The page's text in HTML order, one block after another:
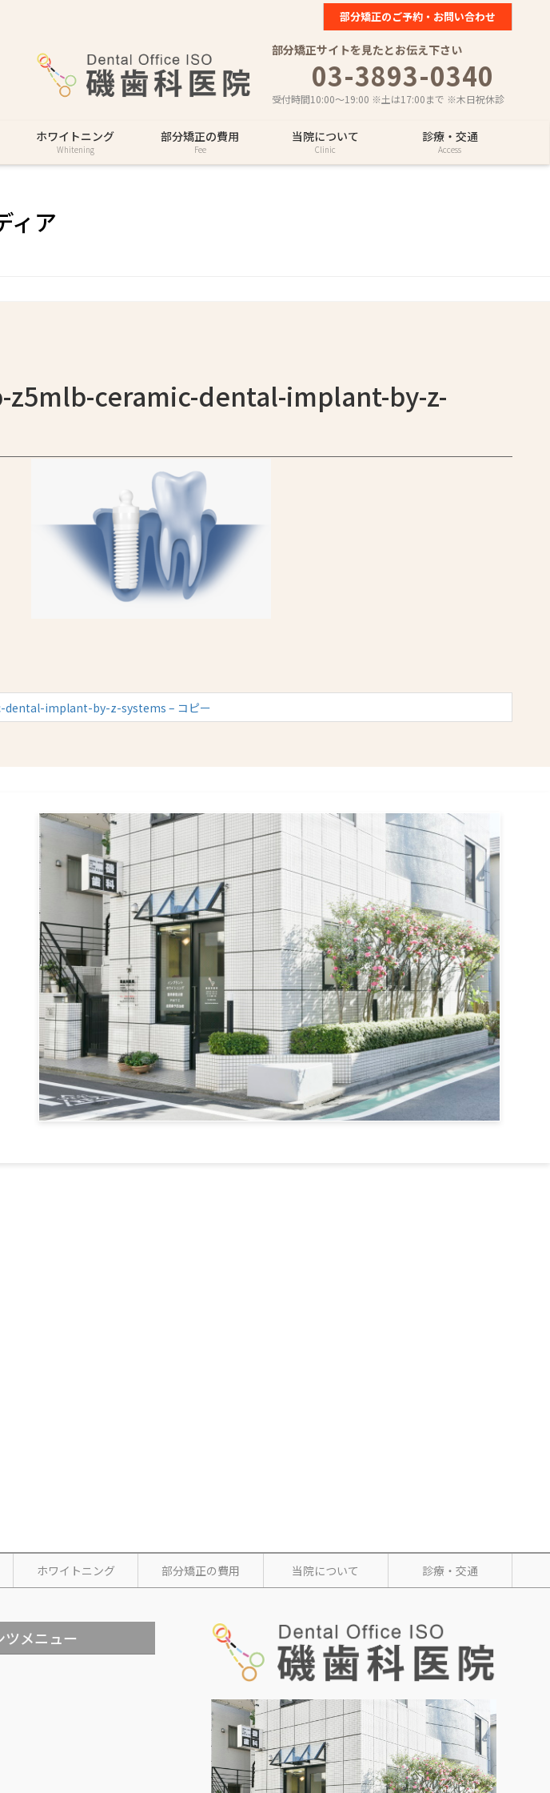
部分矯正のご予約・お問い合わせ
部分矯正サイトを見たとお伝え下さい
03-3893-0340
受付時間10:00～19:00 ※土は17:00まで ※木日祝休診
ホワイトニング
Whitening
部分矯正の費用
Fee
当院について
Clinic
診療・交通
Access
ィア
z5mlb-ceramic-dental-implant-by-z-
implant-by-z-systems – コピー
ホワイトニング 部分矯正の費用 当院について 診療・交通
ツメニュー